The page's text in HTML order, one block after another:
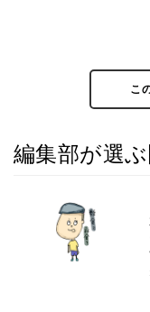
こ
編集部が選